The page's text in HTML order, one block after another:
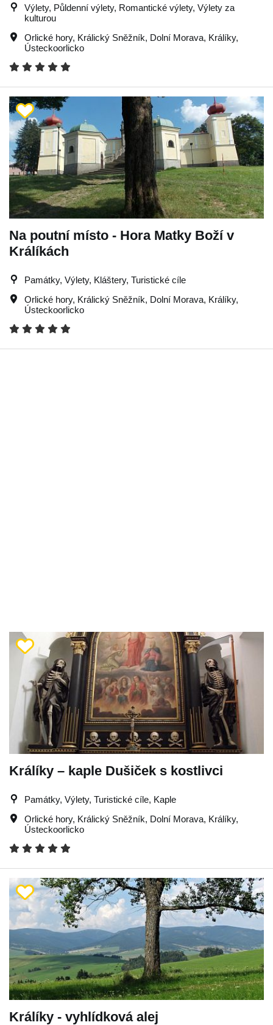
Výlety, Půldenní výlety, Romantické výlety, Výlety za
kulturou
Orlické hory, Králický Sněžník, Dolní Morava, Králíky,
Ústeckoorlicko
Na poutní místo - Hora Matky Boží v
Králíkách
Památky, Výlety, Kláštery, Turistické cíle
Orlické hory, Králický Sněžník, Dolní Morava, Králíky,
Ústeckoorlicko
Králíky – kaple Dušiček s kostlivci
Památky, Výlety, Turistické cíle, Kaple
Orlické hory, Králický Sněžník, Dolní Morava, Králíky,
Ústeckoorlicko
Králíky - vyhlídková alej